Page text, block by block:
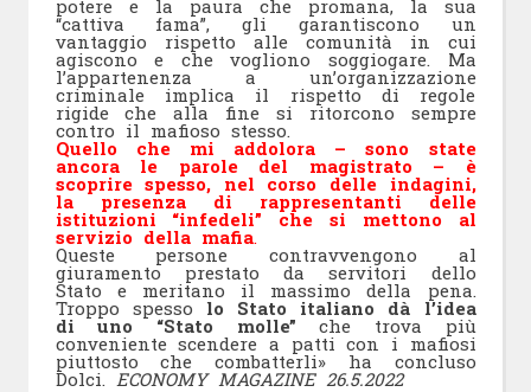
potere e la paura che promana, la sua
“cattiva fama”, gli garantiscono un
vantaggio rispetto alle comunità in cui
agiscono e che vogliono soggiogare. Ma
l’appartenenza a un’organizzazione
criminale implica il rispetto di regole
rigide che alla fine si ritorcono sempre
contro il mafioso stesso.
Quello che mi addolora – sono state
ancora le parole del magistrato – è
scoprire spesso, nel corso delle indagini,
la presenza di rappresentanti delle
istituzioni “infedeli” che si mettono al
servizio della mafia.
Queste persone contravvengono al
giuramento prestato da servitori dello
Stato e meritano il massimo della pena.
Troppo spesso lo Stato italiano dà l’idea
di uno “Stato molle” che trova più
conveniente scendere a patti con i mafiosi
piuttosto che combatterli» ha concluso
Dolci. ECONOMY MAGAZINE 26.5.2022